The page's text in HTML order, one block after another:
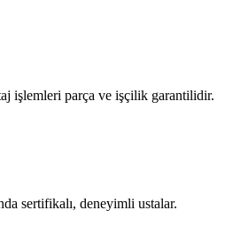
işlemleri parça ve işçilik garantilidir.
sertifikalı, deneyimli ustalar.